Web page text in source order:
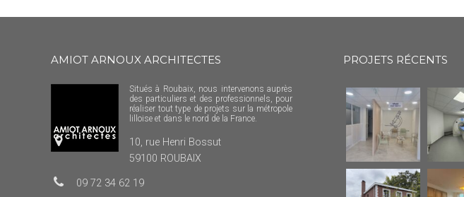
AMIOT ARNOUX ARCHITECTES
Situés à Roubaix, nous intervenons auprès
des particuliers et des professionnels, pour
réaliser tout type de projets sur la métropole
lilloise et dans le nord de la France.
10, rue Henri Bossut
59100 ROUBAIX
09 72 34 62 19
PROJETS RÉCENTS